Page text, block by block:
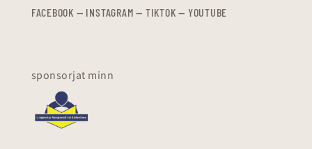
FACEBOOK — INSTAGRAM — TIKTOK — YOUTUBE
sponsorjat minn